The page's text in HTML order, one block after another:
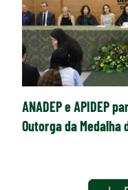
ANADEP e APIDEP
Outorga da Medalha